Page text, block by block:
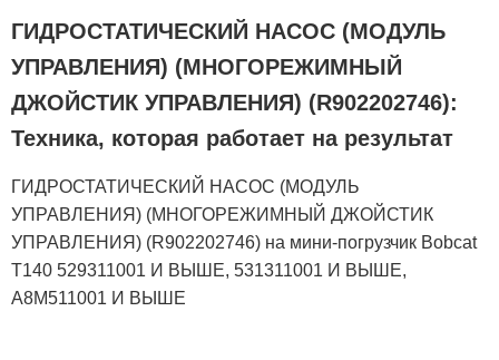
ГИДРОСТАТИЧЕСКИЙ НАСОС (МОДУЛЬ
УПРАВЛЕНИЯ) (МНОГОРЕЖИМНЫЙ
ДЖОЙСТИК УПРАВЛЕНИЯ) (R902202746):
Техника, которая работает на результат
ГИДРОСТАТИЧЕСКИЙ НАСОС (МОДУЛЬ
УПРАВЛЕНИЯ) (МНОГОРЕЖИМНЫЙ ДЖОЙСТИК
УПРАВЛЕНИЯ) (R902202746) на мини-погрузчик Bobcat
T140 529311001 И ВЫШЕ, 531311001 И ВЫШЕ,
A8M511001 И ВЫШЕ